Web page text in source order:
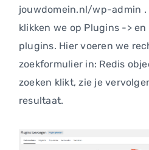
jouwdomein.nl/wp-admin .
klikken we op Plugins ->
plugins. Hier voeren we
zoekformulier in: Redis
zoeken klikt, zie je
resultaat.